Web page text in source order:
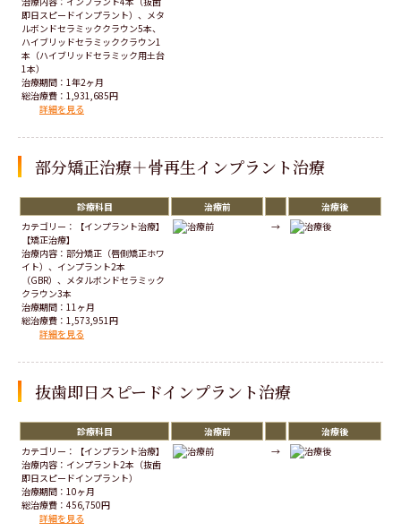
即日スピードインプラント）、メタ
ルボンドセラミッククラウン5本、
ハイブリッドセラミッククラウン1
本（ハイブリッドセラミック用土台
1本）
治療期間：1年2ヶ月
総治療費：1,931,685円
詳細を見る
部分矯正治療＋骨再生インプラント治療
診療科目 治療前
治療後
カテゴリー：【インプラント治療】
【矯正治療】
治療内容：部分矯正（唇側矯正ホワ
イト）、インプラント2本
（GBR）、メタルボンドセラミック
クラウン3本
治療期間：11ヶ月
総治療費：1,573,951円
詳細を見る
→
抜歯即日スピードインプラント治療
診療科目 治療前
治療後
カテゴリー：【インプラント治療】
治療内容：インプラント2本（抜歯
即日スピードインプラント）
治療期間：10ヶ月
総治療費：456,750円
詳細を見る
→